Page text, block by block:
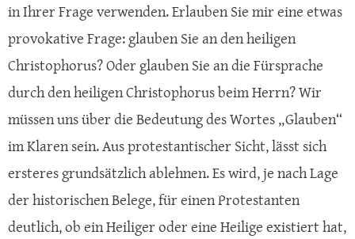
in Ihrer Frage verwenden. Erlauben Sie mir eine etwas
provokative Frage: glauben Sie an den heiligen
Christophorus? Oder glauben Sie an die Fürsprache
durch den heiligen Christophorus beim Herrn? Wir
müssen uns über die Bedeutung des Wortes „Glauben“
im Klaren sein. Aus protestantischer Sicht, lässt sich
ersteres grundsätzlich ablehnen. Es wird, je nach Lage
der historischen Belege, für einen Protestanten
deutlich, ob ein Heiliger oder eine Heilige existiert hat,